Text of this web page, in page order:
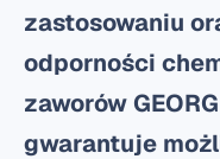
zastosowaniu
odporności
zaworów
gwarantuje